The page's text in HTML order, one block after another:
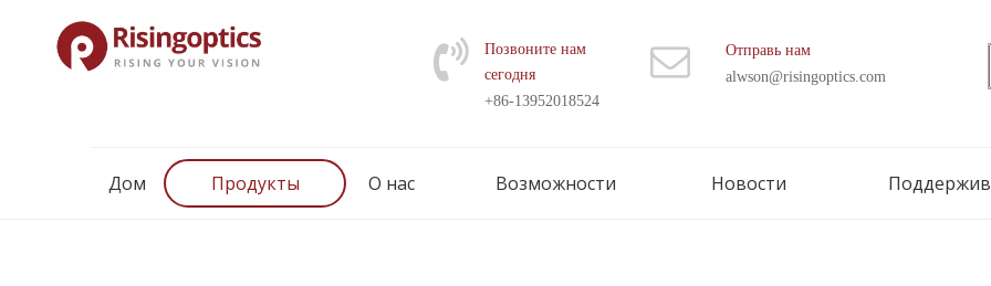
Позвоните нам
сегодня
+86-13952018524
Отправь нам
alwson@risingoptics.com
Дом Продукты О нас Возможности Новости